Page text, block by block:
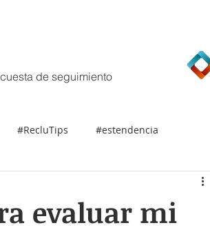
de seguimiento
#RecluTips #estendencia
evaluar mi